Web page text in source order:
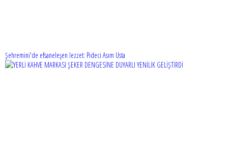
Şehremini'de efsaneleşen lezzet: Pideci Asım Usta